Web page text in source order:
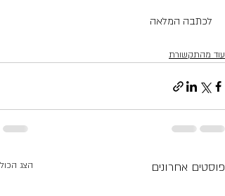
לכתבה המלאה
עוד מהתקשורת
פוסטים אחרונים הצג הכול